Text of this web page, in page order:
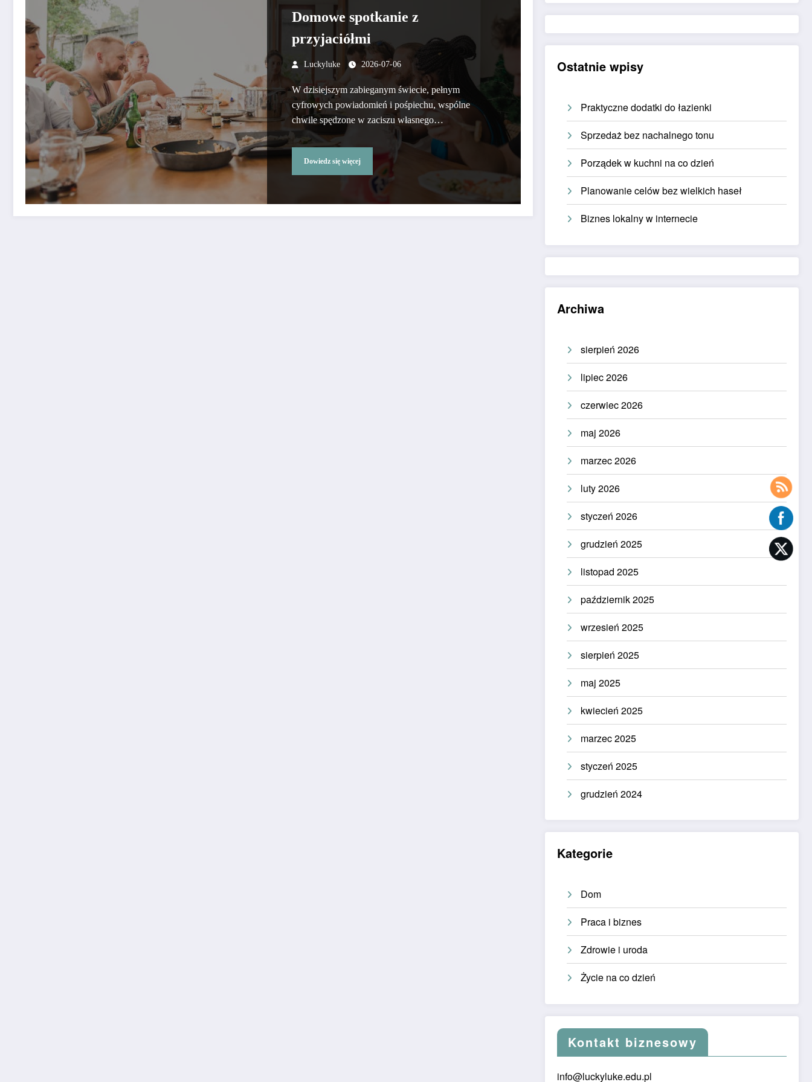
Domowe spotkanie z
przyjaciółmi
Luckyluke 2026-07-06
W dzisiejszym zabieganym świecie, pełnym
cyfrowych powiadomień i pośpiechu, wspólne
chwile spędzone w zaciszu własnego…
Dowiedz się więcej
Ostatnie wpisy
Praktyczne dodatki do łazienki
Sprzedaż bez nachalnego tonu
Porządek w kuchni na co dzień
Planowanie celów bez wielkich haseł
Biznes lokalny w internecie
Archiwa
sierpień 2026
lipiec 2026
czerwiec 2026
maj 2026
marzec 2026
luty 2026
styczeń 2026
grudzień 2025
listopad 2025
październik 2025
wrzesień 2025
sierpień 2025
maj 2025
kwiecień 2025
marzec 2025
styczeń 2025
grudzień 2024
Kategorie
Dom
Praca i biznes
Zdrowie i uroda
Życie na co dzień
Kontakt biznesowy
info@luckyluke.edu.pl